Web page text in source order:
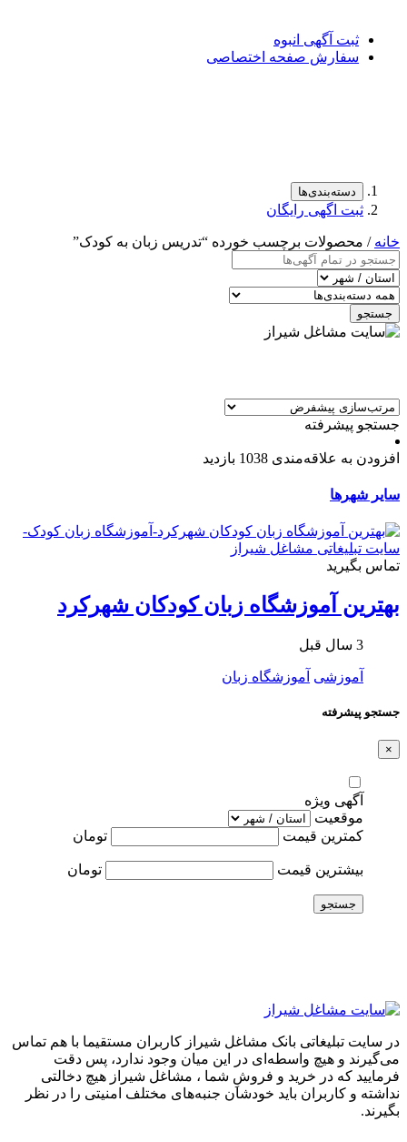
ثبت آگهی انبوه
سفارش صفحه اختصاصی
دسته‌بندی‌ها
ثبت اگهی رایگان
خانه / محصولات برچسب خورده “تدریس زبان به کودک”
جستجو
جستجو پیشرفته
افزودن به علاقه‌مندی 1038 بازدید
سایر شهرها
تماس بگیرید
بهترین آموزشگاه زبان کودکان شهرکرد
3 سال قبل
آموزشی آموزشگاه زبان
جستجو پیشرفته
×
آگهی ویژه
موقعیت
کمترین قیمت
تومان
بیشترین قیمت تومان
جستجو
در سایت تبلیغاتی بانک مشاغل شیراز کاربران مستقیما با هم تماس
می‌گیرند و هیچ واسطه‌ای در این میان وجود ندارد، پس دقت
فرمایید که در خرید و فروشِ شما ، مشاغل شیراز هیچ دخالتی
نداشته و کاربران باید خودشان جنبه‌های مختلف امنیتی را در نظر
بگیرند.